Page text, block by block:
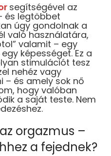
segítségével az
és legtöbbet
úgy gondolnak a
való használatára,
valamit – egy
képességet. Ez a
stimulációt tesz
nehéz vagy
– és amely sok nő
hogy valóban
a saját teste. Nem
orgazmus –
a fejednek?